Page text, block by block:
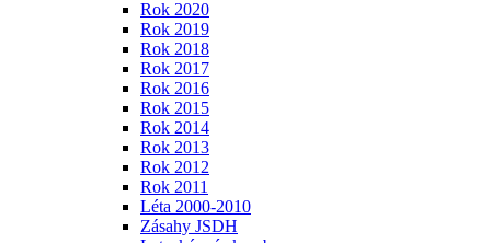
Rok 2020
Rok 2019
Rok 2018
Rok 2017
Rok 2016
Rok 2015
Rok 2014
Rok 2013
Rok 2012
Rok 2011
Léta 2000-2010
Zásahy JSDH